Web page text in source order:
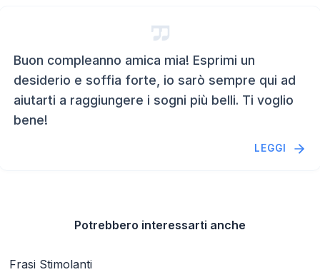
Buon compleanno amica mia! Esprimi un
desiderio e soffia forte, io sarò sempre qui ad
aiutarti a raggiungere i sogni più belli. Ti voglio
bene!
LEGGI
Potrebbero interessarti anche
Frasi Stimolanti